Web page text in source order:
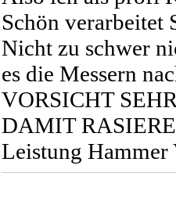
Schön verarbeitet
Nicht zu schwer
es die Messern
VORSICHT
DAMIT
Leistung Hammer